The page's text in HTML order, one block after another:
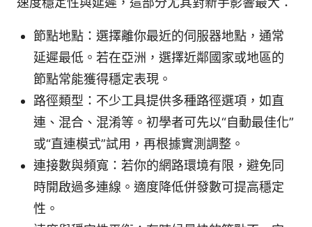
節點地點：選擇離你最近的伺服器地點，通常
延遲最低。若在亞洲，選擇近鄰國家或地區的
節點常能獲得穩定表現。
路徑類型：不少工具提供多種路徑選項，如直
連、混合、混淆等。初學者可先以“自動最佳化”
或“直連模式”試用，再根據實測調整。
連接數與頻寬：若你的網路環境有限，避免同
時開啟過多連線。適度降低併發數可提高穩定
性。